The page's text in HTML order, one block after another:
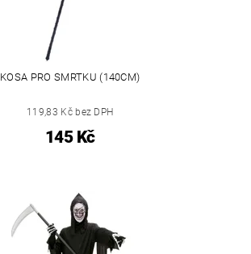
KOSA PRO SMRTKU (140CM)
119,83 Kč bez DPH
145 Kč